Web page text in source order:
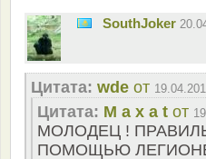
SouthJoker
Цитата: wde от
Цитата: M a x a t от
МОЛОДЕЦ !
ПОМОЩЬЮ